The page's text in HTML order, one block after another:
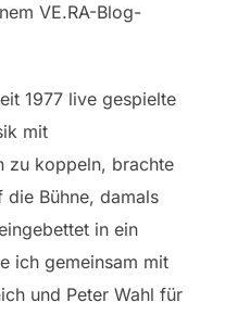
VE.RA-Blog-
1977 live gespielte
mit
zu koppeln, brachte
die Bühne, damals
in ein
ich gemeinsam mit
und Peter Wahl für